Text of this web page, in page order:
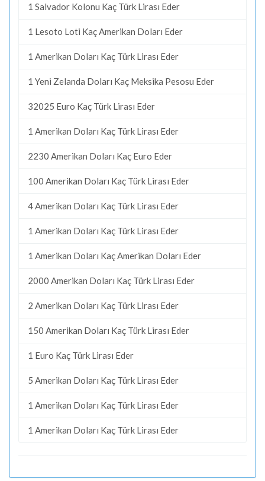
1 Salvador Kolonu Kaç Türk Lirası Eder
1 Lesoto Loti Kaç Amerikan Doları Eder
1 Amerikan Doları Kaç Türk Lirası Eder
1 Yeni Zelanda Doları Kaç Meksika Pesosu Eder
32025 Euro Kaç Türk Lirası Eder
1 Amerikan Doları Kaç Türk Lirası Eder
2230 Amerikan Doları Kaç Euro Eder
100 Amerikan Doları Kaç Türk Lirası Eder
4 Amerikan Doları Kaç Türk Lirası Eder
1 Amerikan Doları Kaç Türk Lirası Eder
1 Amerikan Doları Kaç Amerikan Doları Eder
2000 Amerikan Doları Kaç Türk Lirası Eder
2 Amerikan Doları Kaç Türk Lirası Eder
150 Amerikan Doları Kaç Türk Lirası Eder
1 Euro Kaç Türk Lirası Eder
5 Amerikan Doları Kaç Türk Lirası Eder
1 Amerikan Doları Kaç Türk Lirası Eder
1 Amerikan Doları Kaç Türk Lirası Eder